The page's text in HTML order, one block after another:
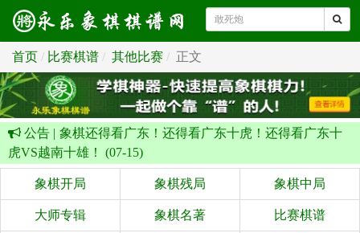
首页 比赛棋谱 其他比赛 正文
公告 | 象棋还得看广东！还得看广东十虎！还得看广东十
虎VS越南十雄！ (07-15)
象棋开局 象棋残局 象棋中局
大师专辑 象棋名著 比赛棋谱